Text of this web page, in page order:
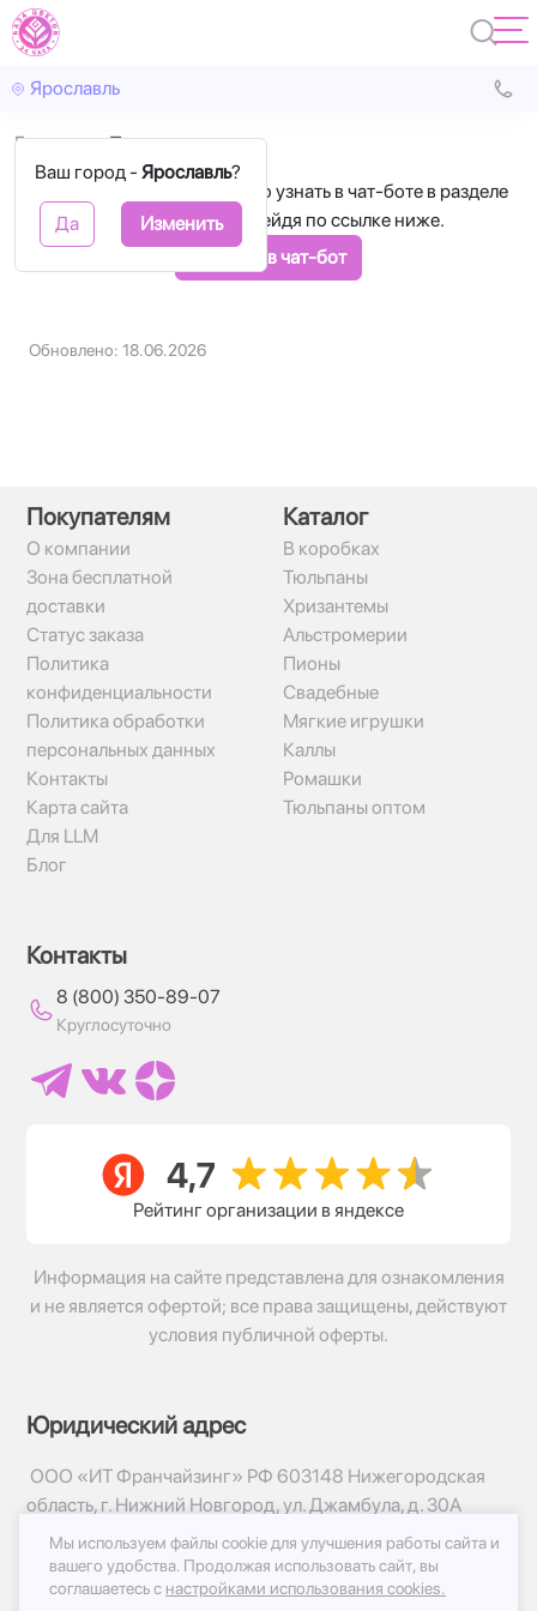
Ярославль
Ваш город - Ярославль?
Да Изменить
Главная Просмотр заказ
Статус своего заказа можно узнать в чат-боте в разделе
"Статус заказа", перейдя по ссылке ниже.
Перейти в чат-бот
Обновлено: 18.06.2026
Покупателям
О компании
Зона бесплатной
доставки
Статус заказа
Политика
конфиденциальности
Политика обработки
персональных данных
Контакты
Карта сайта
Для LLM
Блог
Каталог
В коробках
Тюльпаны
Хризантемы
Альстромерии
Пионы
Свадебные
Мягкие игрушки
Каллы
Ромашки
Тюльпаны оптом
Контакты
8 (800) 350-89-07
Круглосуточно
Рейтинг организации в яндексе
Информация на сайте представлена для ознакомления
и не является офертой; все права защищены, действуют
условия публичной оферты.
Юридический адрес
ООО «ИТ Франчайзинг» РФ 603148 Нижегородская
область, г. Нижний Новгород, ул. Джамбула, д. 30А
© 2017-2026г, База Цветов 24.ру
Политика конфиденциальности
Мы используем файлы cookie для улучшения работы сайта и
вашего удобства. Продолжая использовать сайт, вы
соглашаетесь с настройками использования cookies.